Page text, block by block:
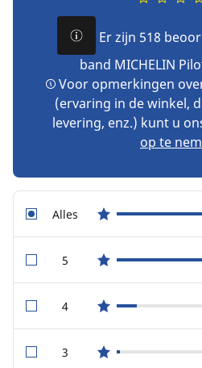
Er zijn 518
band MICHELIN
Voor opmerkingen
(ervaring in de winkel,
levering, enz.) kunt u
op te
Allesstar reviews
5star reviews
4star reviews
3star reviews